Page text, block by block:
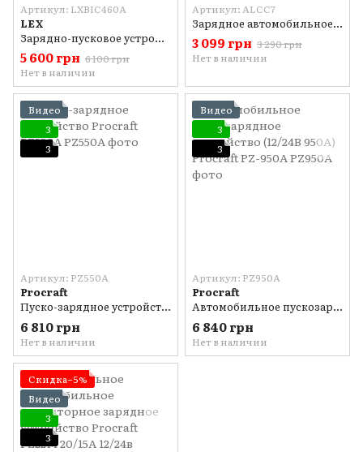
Артикул: LXBIC460A
LEX
Зарядно-пусковое устройство инверторного типа LEX LXBIC 460A
5 600 грн 6 100 грн
Нет в наличии
Артикул: ALCC7
Зарядное автомобильное+пусковое ALFA ALCC7 12V/24V
3 099 грн 3 290 грн
Нет в наличии
Видео
3
3
Артикул: PZ550A
Procraft
Пуско-зарядное устройство Procraft PZ550A
6 810 грн
Нет в наличии
Видео
3
3
Артикул: PZ950A
Procraft
Автомобильное пускозарядное устройство (12/24В 950А) Procraft PZ-950A
6 840 грн
Нет в наличии
Скидка−5%
Видео
3
3